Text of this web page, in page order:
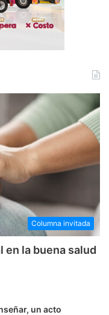
Columna invitada
en la buena salud
un acto